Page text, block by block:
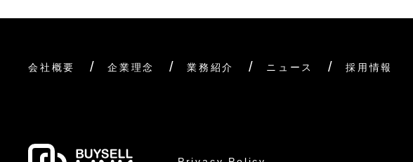
会社概要 企業理念 業務紹介 ニュース 採用情報